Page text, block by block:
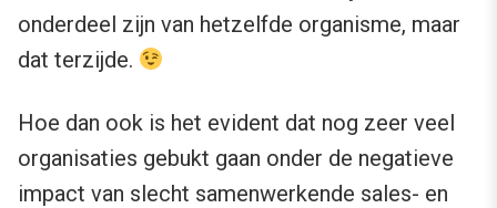
onderdeel zijn van hetzelfde organisme, maar
dat terzijde.
Hoe dan ook is het evident dat nog zeer veel
organisaties gebukt gaan onder de negatieve
impact van slecht samenwerkende sales- en